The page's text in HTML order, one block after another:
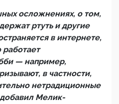
осложнениях, о том,
ртуть и другие
в интернете,
работает
— например,
в частности,
нетрадиционные
Мелик-